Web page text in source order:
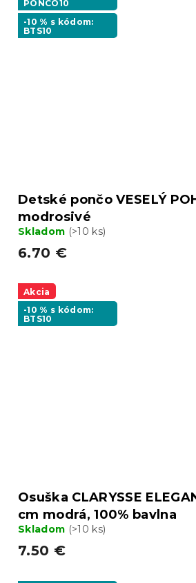
PONCO10
-10 % s kódom:
BTS10
Detské pončo VESELÝ
modrosivé
Skladom (>10 ks)
6.70 €
Akcia
-10 % s kódom:
BTS10
Osuška CLARYSSE
cm modrá, 100% bavlna
Skladom (>10 ks)
7.50 €